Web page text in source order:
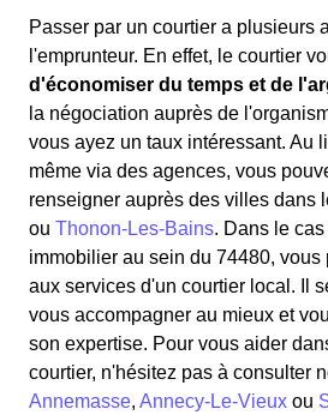
Passer par un courtier a plusieurs
l'emprunteur. En effet, le courtier
d'économiser du temps et de
la négociation auprès de
vous ayez un taux intéressant. Au
même via des agences, vous
renseigner auprès des villes dans
ou Thonon-Les-Bains. Dans le
immobilier au sein du 74480, vous
aux services d'un courtier local. Il
vous accompagner au mieux et
son expertise. Pour vous aider
courtier, n'hésitez pas à consulter
Annemasse, Annecy-Le-Vieux ou